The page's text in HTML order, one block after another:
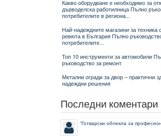
Какво оборудване е необходимо за
дърводелска работилница Пълно
потребителите в региона...
Най-надеждните магазини за техника
ревюта в България Пълно
потребителите...
Топ 10 инструменти за автомобили
ръководство за ремонт
Метални огради за двор – практични
надеждни решения
Последни коментари
“Готварски облекла за